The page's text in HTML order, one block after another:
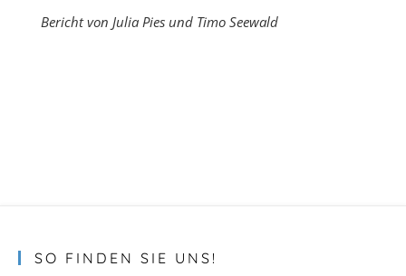
Bericht von Julia Pies und Timo Seewald
SO FINDEN SIE UNS!